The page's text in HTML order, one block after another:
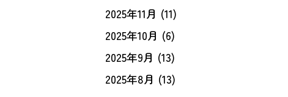
2025年11月 (11)
2025年10月 (6)
2025年9月 (13)
2025年8月 (13)